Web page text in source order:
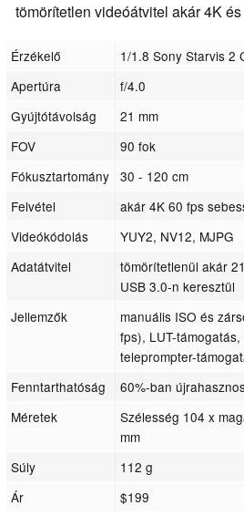
tömörítetlen videóátvitel akár 4K
Érzékelő
1/1.8 Sony Starvis 2
Apertúra
f/4.0
Gyújtótávolság
21 mm
FOV
90 fok
Fókusztartomány
30 - 120 cm
Felvétel
akár 4K 60 fps
Videókódolás
YUY2, NV12, MJPG
Adatátvitel
tömörítetlenül akár
USB 3.0-n keresztül
Jellemzők
manuális ISO és
fps), LUT-
teleprompter-
Fenntarthatóság
60%-ban
Méretek
Szélesség 104 x
mm
Súly
112 g
Ár
$199